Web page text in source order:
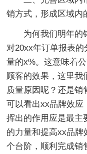
销方式，形成区域内
为何我们明年的销
对20xx年订单报表
量的x%。这意味着
顾客的效果，这里我
质量原因呢？还是销
可以看出xx品牌效应
挥出的作用应是最主
的力量和提高xx品牌
个台阶，顺利完成销